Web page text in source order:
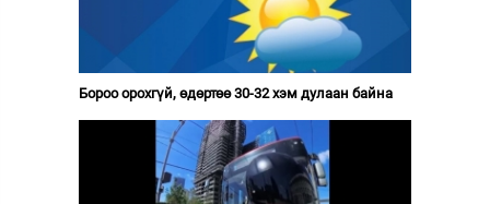
Бороо орохгүй, өдөртөө 30-32 хэм дулаан байна